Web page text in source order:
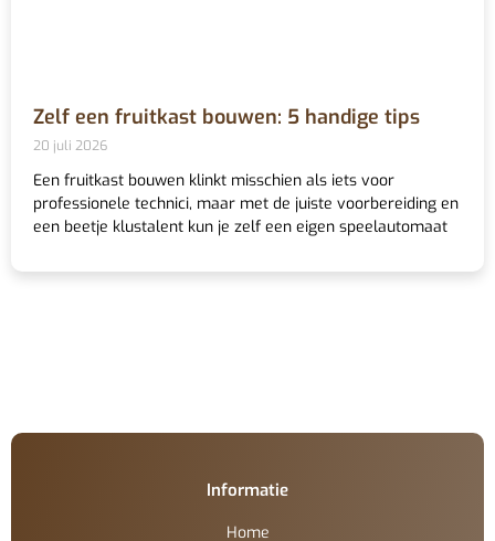
Zelf een fruitkast bouwen: 5 handige tips
20 juli 2026
Een fruitkast bouwen klinkt misschien als iets voor
professionele technici, maar met de juiste voorbereiding en
een beetje klustalent kun je zelf een eigen speelautomaat
Informatie
Home